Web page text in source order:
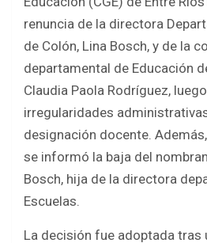
renuncia de la directora
de Colón, Lina Bosch, y de la
departamental de Educación
Claudia Paola Rodríguez,
irregularidades
designación docente.
se informó la baja del
Bosch, hija de la directora
Escuelas.
La decisión fue adoptada